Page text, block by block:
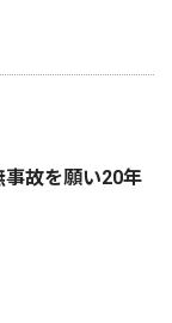
故を願い20年